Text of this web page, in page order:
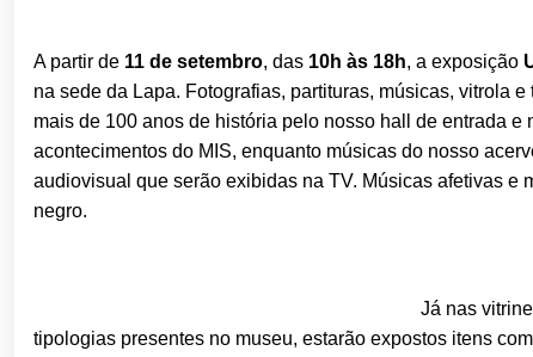
A partir de 11 de setembro, das 10h às 18h, a exposição
na sede da Lapa. Fotografias, partituras, músicas, vitrola
mais de 100 anos de história pelo nosso hall de entrada
acontecimentos do MIS, enquanto músicas do nosso
audiovisual que serão exibidas na TV. Músicas afetivas e
negro.
Já nas
tipologias presentes no museu, estarão expostos itens